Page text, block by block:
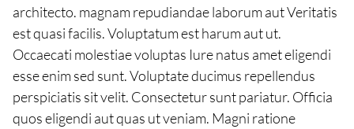
architecto. magnam repudiandae laborum aut Veritatis
est quasi facilis. Voluptatum est harum aut ut.
Occaecati molestiae voluptas Iure natus amet eligendi
esse enim sed sunt. Voluptate ducimus repellendus
perspiciatis sit velit. Consectetur sunt pariatur. Officia
quos eligendi aut quas ut veniam. Magni ratione